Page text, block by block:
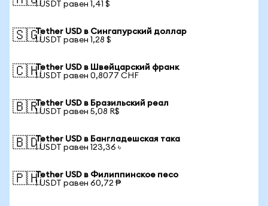
1 USDT равен 1,41 $
🇸🇬Tether USD в Сингапурский доллар
1 USDT равен 1,28 $
🇨🇭Tether USD в Швейцарский франк
1 USDT равен 0,8077 CHF
🇧🇷Tether USD в Бразильский реал
1 USDT равен 5,08 R$
🇧🇩Tether USD в Бангладешская така
1 USDT равен 123,36 ৳
🇵🇭Tether USD в Филиппинское песо
1 USDT равен 60,72 ₱